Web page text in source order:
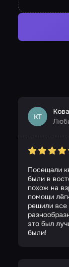
КТ
Посещали
были в
похож на
помощи
решили все
это был
были!